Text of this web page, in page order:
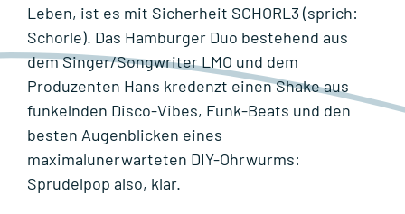
Leben, ist es mit Sicherheit SCHORL3 (sprich:
Schorle). Das Hamburger Duo bestehend aus
dem Singer/Songwriter LMO und dem
Produzenten Hans kredenzt einen Shake aus
funkelnden Disco-Vibes, Funk-Beats und den
besten Augenblicken eines
maximalunerwarteten DIY-Ohrwurms:
Sprudelpop also, klar.